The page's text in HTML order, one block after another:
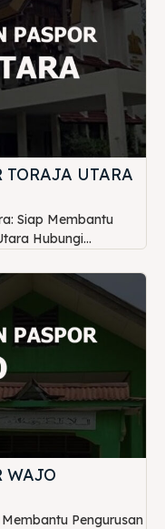
UTARA
Siap Membantu
Hubungi...
WAJO
Pengurusan